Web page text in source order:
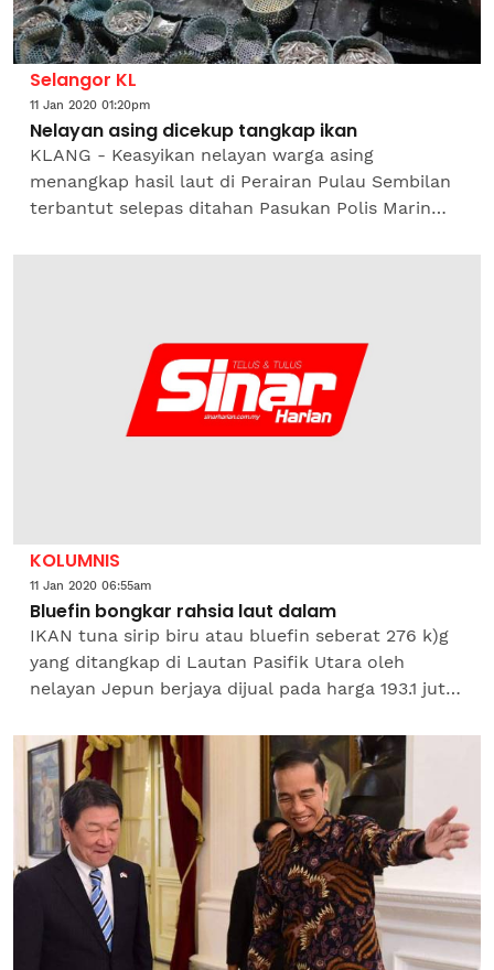
Selangor KL
11 Jan 2020 01:20pm
Nelayan asing dicekup tangkap ikan
KLANG - Keasyikan nelayan warga asing
menangkap hasil laut di Perairan Pulau Sembilan
terbantut selepas ditahan Pasukan Polis Marin
Pegawai Pemerintah...
KOLUMNIS
11 Jan 2020 06:55am
Bluefin bongkar rahsia laut dalam
IKAN tuna sirip biru atau bluefin seberat 276 k)g
yang ditangkap di Lautan Pasifik Utara oleh
nelayan Jepun berjaya dijual pada harga 193.1 juta